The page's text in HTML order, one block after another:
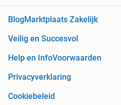
BlogMarktplaats Zakelijk
Veilig en Succesvol
Help en InfoVoorwaarden
Privacyverklaring
Cookiebeleid